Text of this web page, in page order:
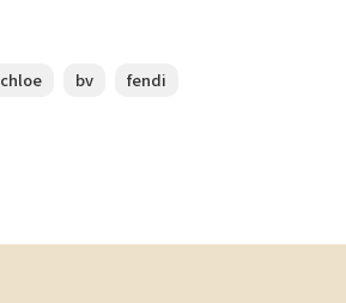
chloe bv
fendi